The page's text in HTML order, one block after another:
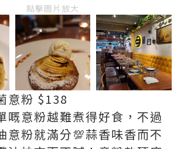
點擊圖片放大
意粉 $138
嘅意粉越難煮得好食，不過
意粉就滿分💯蒜香味香而不